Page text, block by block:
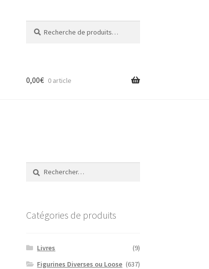
pour :
0,00€ 0 article
Rechercher :
Catégories de produits
Livres
(9)
Figurines Diverses ou Loose (637)